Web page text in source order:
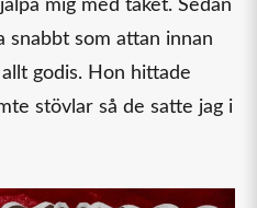
mig med taket. Sedan
snabbt som attan innan
godis. Hon hittade
stövlar så de satte jag i